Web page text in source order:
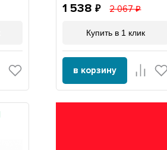
1 538 2 067
Купить в 1 клик
в корзину